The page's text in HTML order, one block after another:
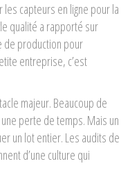
les capteurs en ligne pour la
qualité a rapporté sur
de production pour
entreprise, c’est
majeur. Beaucoup de
perte de temps. Mais un
un lot entier. Les audits de
d’une culture qui